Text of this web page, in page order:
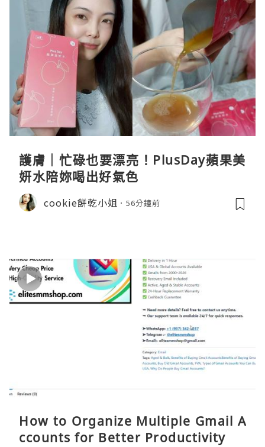
護膚｜忙碌也要漂亮！PlusDay蘋果美
妍水陪妳喝出好氣色
cookie餅乾小姐 56分鐘前
How to Organize Multiple Gmail A
ccounts for Better Productivity